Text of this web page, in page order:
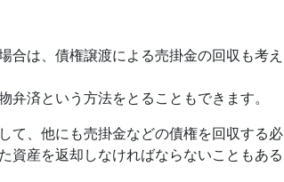
合は、債権譲渡による売掛金の回収も考え
弁済という方法をとることもできます。
て、他にも売掛金などの債権を回収する必
資産を返却しなければならないこともある